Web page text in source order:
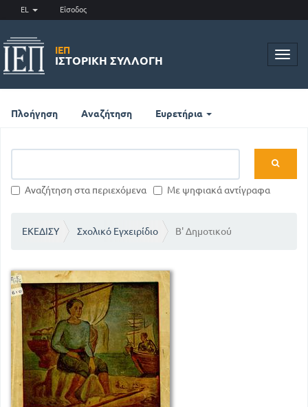
EL Είσοδος
ΙΕΠ
ΙΣΤΟΡΙΚΉ ΣΥΛΛΟΓΉ
Πλοήγηση Αναζήτηση Ευρετήρια
Αναζήτηση στα περιεχόμενα Με ψηφιακά αντίγραφα
ΕΚΕΔΙΣΥ Σχολικό Εγχειρίδιο Β' Δημοτικού